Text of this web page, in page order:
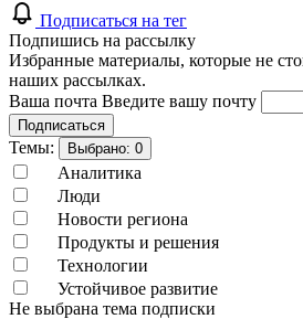
Подписаться на тег
Подпишись на рассылку
Избранные материалы, которые не
наших рассылках.
Ваша почта Введите вашу почту
Подписаться
Темы: Выбрано: 0
Аналитика
Люди
Новости региона
Продукты и решения
Технологии
Устойчивое развитие
Не выбрана тема подписки